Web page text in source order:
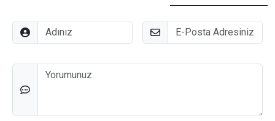
Adınız E-Posta
Düşünceleriniz